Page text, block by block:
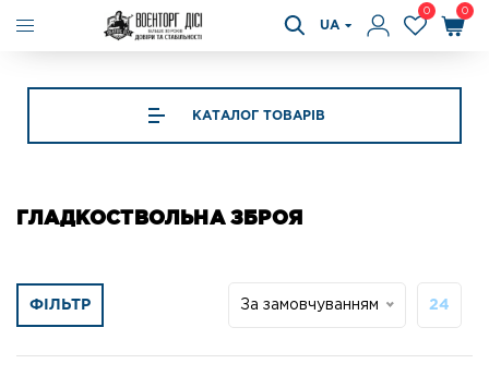
UA
0 0
КАТАЛОГ ТОВАРІВ
ГЛАДКОСТВОЛЬНА ЗБРОЯ
ФІЛЬТР За замовчуванням 24